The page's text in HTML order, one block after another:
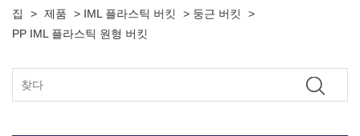
집 > 제품 > IML 플라스틱 버킷 > 둥근 버킷
>
PP IML 플라스틱 원형 버킷